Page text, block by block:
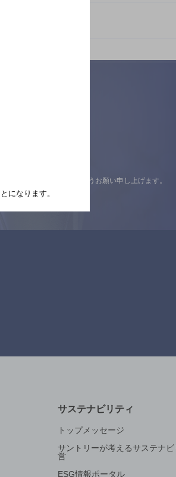
の上ご来店くださいますようお願い申し上げます。
サステナビリティ
トップメッセージ
サントリーが考えるサステナビ
営
ESG情報ポータル
になります。